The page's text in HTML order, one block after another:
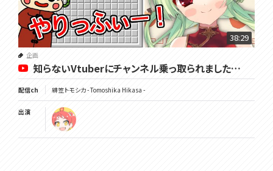
38:29
企画
知らないVtuberにチャンネル乗っ取られました…
配信ch 緋笠トモシカ - Tomoshika Hikasa -
出演